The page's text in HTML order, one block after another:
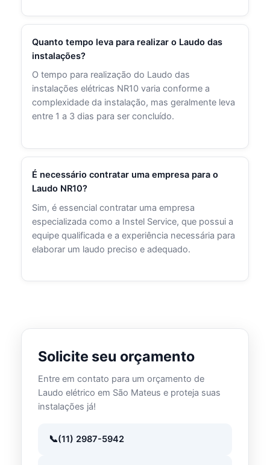
Quanto tempo leva para realizar o Laudo das
instalações?
O tempo para realização do Laudo das
instalações elétricas NR10 varia conforme a
complexidade da instalação, mas geralmente leva
entre 1 a 3 dias para ser concluído.
É necessário contratar uma empresa para o
Laudo NR10?
Sim, é essencial contratar uma empresa
especializada como a Instel Service, que possui a
equipe qualificada e a experiência necessária para
elaborar um laudo preciso e adequado.
Solicite seu orçamento
Entre em contato para um orçamento de
Laudo elétrico em São Mateus e proteja suas
instalações já!
(11) 2987-5942